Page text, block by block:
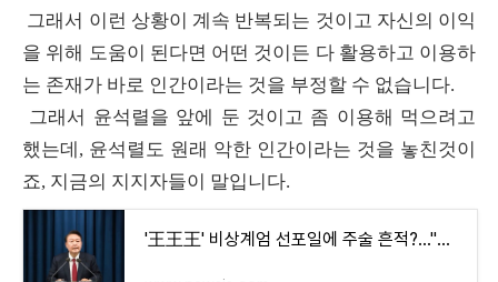
그래서 이런 상황이 계속 반복되는 것이고 자신의 이익
을 위해 도움이 된다면 어떤 것이든 다 활용하고 이용하
는 존재가 바로 인간이라는 것을 부정할 수 없습니다.
그래서 윤석렬을 앞에 둔 것이고 좀 이용해 먹으려고
했는데, 윤석렬도 원래 악한 인간이라는 것을 놓친것이
죠, 지금의 지지자들이 말입니다.
'王王王' 비상계엄 선포일에 주술 흔적?…"이젠 웃어 넘기지 못하겠네"